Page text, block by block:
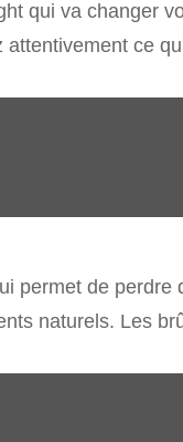
qui va changer
ce
permet de
naturels. Les